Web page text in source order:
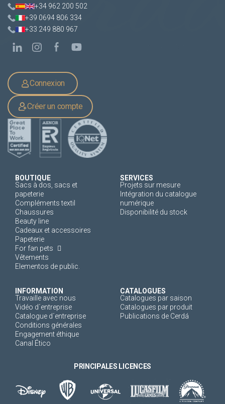
+34 962 200 502
+39 0694 806 334
+33 249 880 967
Connexion
Créer un compte
BOUTIQUE
Sacs à dos, sacs et
papeterie
Compléments textil
Chaussures
Beauty line
Cadeaux et accessoires
Papeterie
For fan pets
Vêtements
Elementos de public.
SERVICES
Projets sur mesure
Intégration du catalogue
numérique
Disponibilité du stock
INFORMATION
Travaille avec nous
Vidéo d´entreprise
Catalogue d´entreprise
Conditions générales
Engagement éthique
Canal Ético
CATALOGUES
Catalogues par saison
Catalogues par produit
Publications de Cerdá
PRINCIPALES LICENCES